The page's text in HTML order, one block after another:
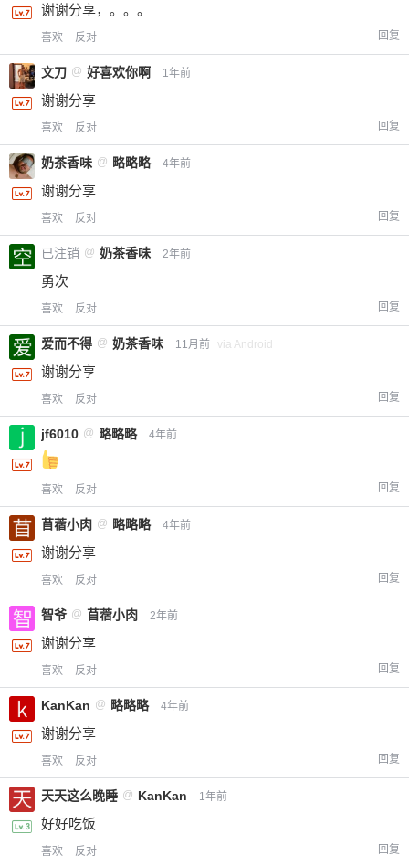
谢谢分享，。。。
喜欢 反对 回复
文刀 @ 好喜欢你啊 1年前
谢谢分享
喜欢 反对 回复
奶茶香味 @ 略略略 4年前
谢谢分享
喜欢 反对 回复
已注销 @ 奶茶香味 2年前
勇次
喜欢 反对 回复
爱而不得 @ 奶茶香味 11月前 via Android
谢谢分享
喜欢 反对 回复
jf6010 @ 略略略 4年前
喜欢 反对 回复
苜蓿小肉 @ 略略略 4年前
谢谢分享
喜欢 反对 回复
智爷 @ 苜蓿小肉 2年前
谢谢分享
喜欢 反对 回复
KanKan @ 略略略 4年前
谢谢分享
喜欢 反对 回复
天天这么晚睡 @ KanKan 1年前
好好吃饭
喜欢 反对 回复